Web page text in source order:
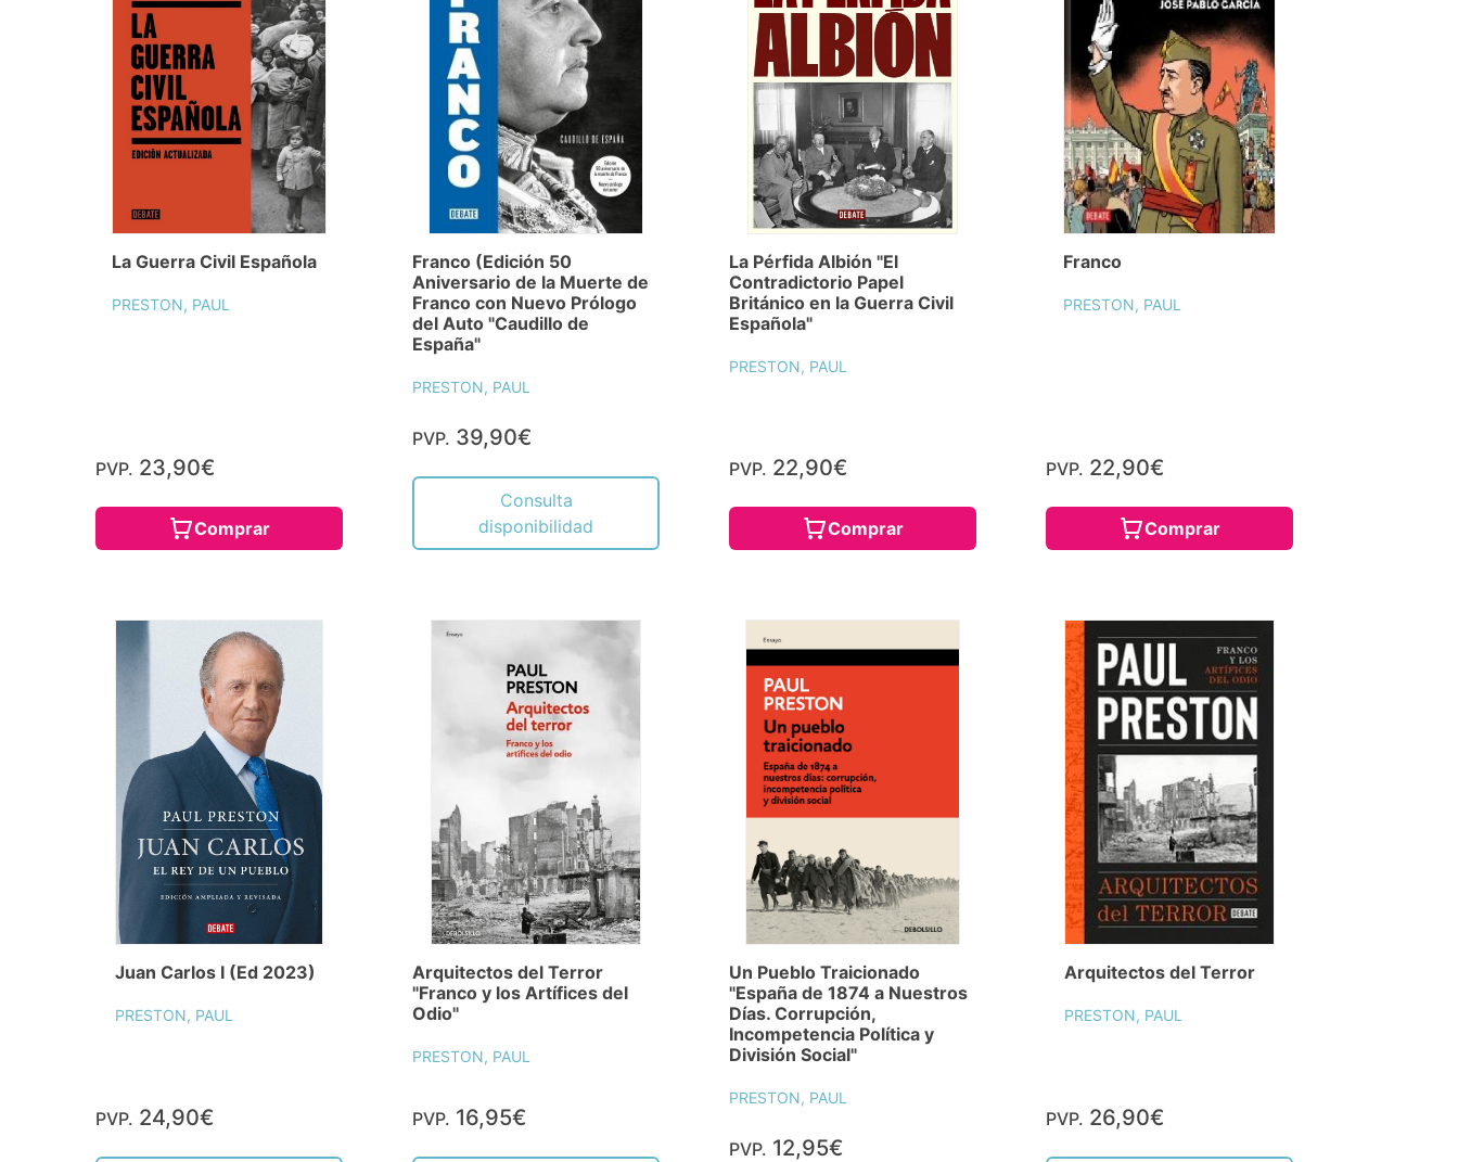
La Guerra Civil Española
PRESTON, PAUL
PVP. 23,90€
Comprar
Franco (Edición 50
Aniversario de la Muerte de
Franco con Nuevo Prólogo
del Auto "Caudillo de
España"
PRESTON, PAUL
PVP. 39,90€
Consulta
disponibilidad
La Pérfida Albión "El
Contradictorio Papel
Británico en la Guerra Civil
Española"
PRESTON, PAUL
PVP. 22,90€
Comprar
Franco
PRESTON, PAUL
PVP. 22,90€
Comprar
Juan Carlos I (Ed 2023)
PRESTON, PAUL
PVP. 24,90€
Arquitectos del Terror
"Franco y los Artífices del
Odio"
PRESTON, PAUL
PVP. 16,95€
Un Pueblo Traicionado
"España de 1874 a Nuestros
Días. Corrupción,
Incompetencia Política y
División Social"
PRESTON, PAUL
PVP. 12,95€
Arquitectos del Terror
PRESTON, PAUL
PVP. 26,90€